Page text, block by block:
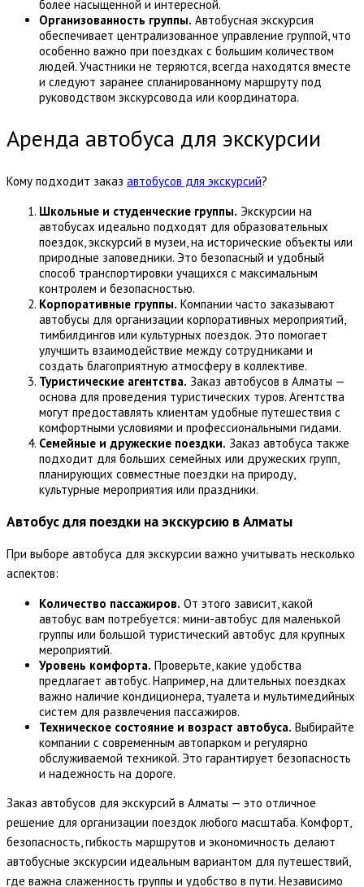
более насыщенной и интересной.
Организованность группы. Автобусная экскурсия
обеспечивает централизованное управление группой, что
особенно важно при поездках с большим количеством
людей. Участники не теряются, всегда находятся вместе
и следуют заранее спланированному маршруту под
руководством экскурсовода или координатора.
Аренда автобуса для экскурсии
Кому подходит заказ автобусов для экскурсий?
Школьные и студенческие группы. Экскурсии на
автобусах идеально подходят для образовательных
поездок, экскурсий в музеи, на исторические объекты или
природные заповедники. Это безопасный и удобный
способ транспортировки учащихся с максимальным
контролем и безопасностью.
Корпоративные группы. Компании часто заказывают
автобусы для организации корпоративных мероприятий,
тимбилдингов или культурных поездок. Это помогает
улучшить взаимодействие между сотрудниками и
создать благоприятную атмосферу в коллективе.
Туристические агентства. Заказ автобусов в Алматы —
основа для проведения туристических туров. Агентства
могут предоставлять клиентам удобные путешествия с
комфортными условиями и профессиональными гидами.
Семейные и дружеские поездки. Заказ автобуса также
подходит для больших семейных или дружеских групп,
планирующих совместные поездки на природу,
культурные мероприятия или праздники.
Автобус для поездки на экскурсию в Алматы
При выборе автобуса для экскурсии важно учитывать несколько
аспектов:
Количество пассажиров. От этого зависит, какой
автобус вам потребуется: мини-автобус для маленькой
группы или большой туристический автобус для крупных
мероприятий.
Уровень комфорта. Проверьте, какие удобства
предлагает автобус. Например, на длительных поездках
важно наличие кондиционера, туалета и мультимедийных
систем для развлечения пассажиров.
Техническое состояние и возраст автобуса. Выбирайте
компании с современным автопарком и регулярно
обслуживаемой техникой. Это гарантирует безопасность
и надежность на дороге.
Заказ автобусов для экскурсий в Алматы — это отличное
решение для организации поездок любого масштаба. Комфорт,
безопасность, гибкость маршрутов и экономичность делают
автобусные экскурсии идеальным вариантом для путешествий,
где важна слаженность группы и удобство в пути. Независимо